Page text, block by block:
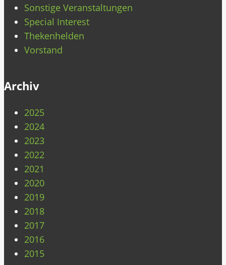
Sonstige Veranstaltungen
Special Interest
Thekenhelden
Vorstand
Archiv
2025
2024
2023
2022
2021
2020
2019
2018
2017
2016
2015